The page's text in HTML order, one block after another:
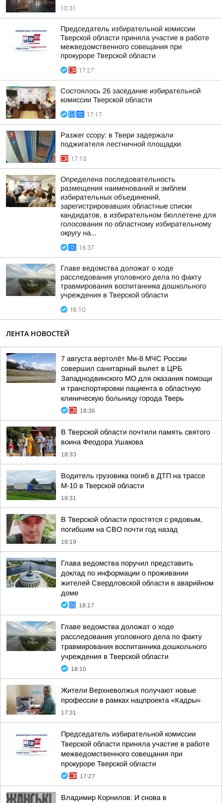
10:31
Председатель избирательной комиссии
Тверской области приняла участие в работе
межведомственного совещания при
прокуроре Тверской области
17:27
Состоялось 26 заседание избирательной
комиссии Тверской области
17:17
Разжег ссору: в Твери задержали
поджигателя лестничной площадки
17:13
Определена последовательность
размещения наименований и эмблем
избирательных объединений,
зарегистрировавших областные списки
кандидатов, в избирательном бюллетене для
голосования по областному избирательному
округу на...
16:37
Главе ведомства доложат о ходе
расследования уголовного дела по факту
травмирования воспитанника дошкольного
учреждения в Тверской области
18:10
ЛЕНТА НОВОСТЕЙ
7 августа вертолёт Ми-8 МЧС России
совершил санитарный вылет в ЦРБ
Западнодвинского МО для оказания помощи
и транспортировки пациента в областную
клиническую больницу города Тверь
18:36
В Тверской области почтили память святого
воина Феодора Ушакова
18:33
Водитель грузовика погиб в ДТП на трассе
М-10 в Тверской области
18:31
В Тверской области простятся с рядовым,
погибшим на СВО почти год назад
18:19
Глава ведомства поручил представить
доклад по информации о проживании
жителей Свердловской области в аварийном
доме
18:17
Главе ведомства доложат о ходе
расследования уголовного дела по факту
травмирования воспитанника дошкольного
учреждения в Тверской области
18:10
Жители Верхневолжья получают новые
профессии в рамках нацпроекта «Кадры»
17:31
Председатель избирательной комиссии
Тверской области приняла участие в работе
межведомственного совещания при
прокуроре Тверской области
17:27
Владимир Корнилов: И снова в